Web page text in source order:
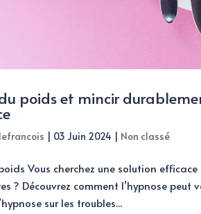
poids et mincir
| 03 Juin 2024 | Non classé
Vous cherchez une solution
? Découvrez comment l’hypnose
sur les troubles...